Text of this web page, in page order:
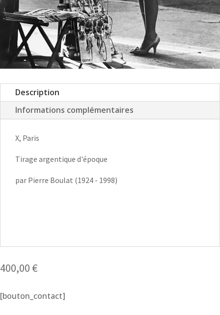
Description
Informations complémentaires
X, Paris
Tirage argentique d'époque
par Pierre Boulat (1924 - 1998)
400,00 €
[bouton_contact]